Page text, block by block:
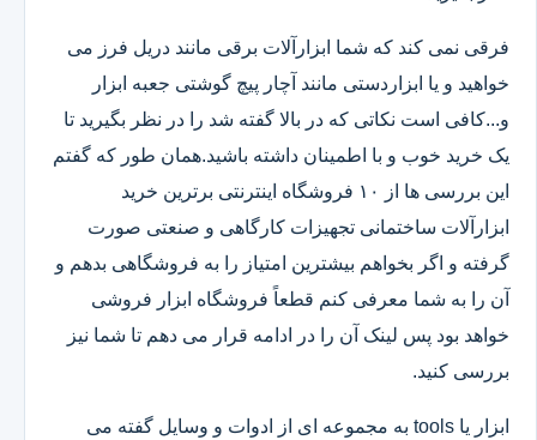
فرقی نمی کند که شما ابزارآلات برقی مانند دریل فرز می
خواهید و یا ابزاردستی مانند آچار پیچ گوشتی جعبه ابزار
و...کافی است نکاتی که در بالا گفته شد را در نظر بگیرید تا
یک خرید خوب و با اطمینان داشته باشید.همان طور که گفتم
این بررسی ها از ۱۰ فروشگاه اینترنتی برترین خرید
ابزارآلات ساختمانی تجهیزات کارگاهی و صنعتی صورت
گرفته و اگر بخواهم بیشترین امتیاز را به فروشگاهی بدهم و
آن را به شما معرفی کنم قطعاً فروشگاه ابزار فروشی
خواهد بود پس لینک آن را در ادامه قرار می دهم تا شما نیز
بررسی کنید.
ابزار یا tools به مجموعه ای از ادوات و وسایل گفته می